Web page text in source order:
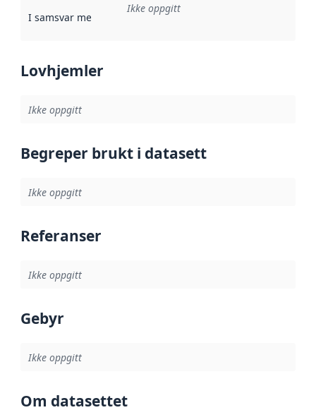
I samsvar med Referanse til en implementasjonsregel
Ikke oppgitt
Lovhjemler
Ikke oppgitt
Begreper brukt i datasett
Ikke oppgitt
Referanser
Ikke oppgitt
Gebyr
Ikke oppgitt
Om datasettet